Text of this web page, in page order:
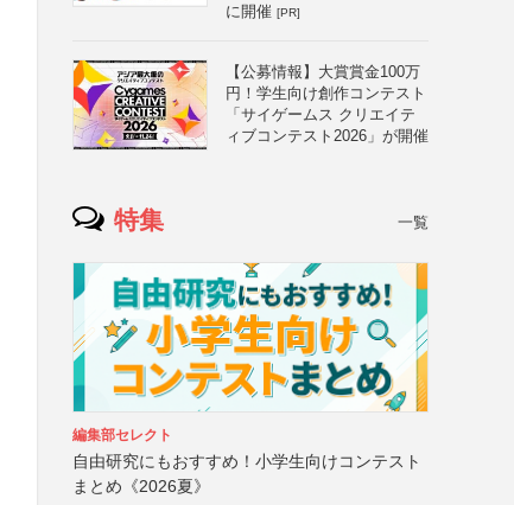
に開催 [PR]
【公募情報】大賞賞金100万
円！学生向け創作コンテスト
「サイゲームス クリエイテ
ィブコンテスト2026」が開催
特集 一覧
編集部セレクト
自由研究にもおすすめ！小学生向けコンテスト
まとめ《2026夏》